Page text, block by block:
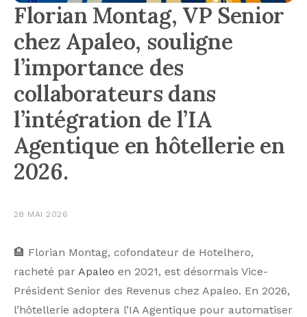
Florian Montag, VP Senior
chez Apaleo, souligne
l’importance des
collaborateurs dans
l’intégration de l’IA
Agentique en hôtellerie en
2026.
28 MAI 2026
🏨 Florian Montag, cofondateur de Hotelhero,
racheté par Apaleo en 2021, est désormais Vice-
Président Senior des Revenus chez Apaleo. En 2026,
l’hôtellerie adoptera l’IA Agentique pour automatiser